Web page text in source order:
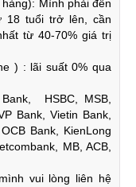
iPhone 11 Pro cho
S22 cũ
hơn với độ phân giải
hơn màn hình Full
S22.
Mình phải đến
18 tuổi trở lên, cần
từ 40-70% giá trị
) : lãi suất 0% qua
HSBC, MSB,
Bank, Vietin Bank,
Bank, KienLong
MB, ACB,
vui lòng liên hệ